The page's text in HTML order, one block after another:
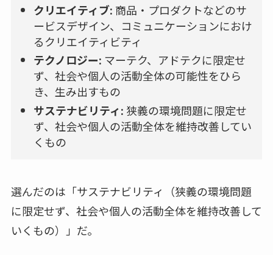
クリエイティブ: 商品・プロダクトなどのサ
ービスデザイン、コミュニケーションにおけ
るクリエイティビティ
テクノロジー: マーテク、アドテクに限定せ
ず、社会や個人の活動全体の可能性をひら
き、生み出すもの
サステナビリティ: 狭義の環境問題に限定せ
ず、社会や個人の活動全体を維持改善してい
くもの
選んだのは「サステナビリティ（狭義の環境問題
に限定せず、社会や個人の活動全体を維持改善して
いくもの）」だ。